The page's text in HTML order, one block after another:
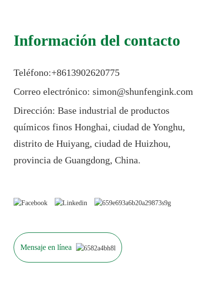
Información del contacto
Teléfono:+8613902620775
Correo electrónico: simon@shunfengink.com
Dirección: Base industrial de productos
químicos finos Honghai, ciudad de Yonghu,
distrito de Huiyang, ciudad de Huizhou,
provincia de Guangdong, China.
Mensaje en línea